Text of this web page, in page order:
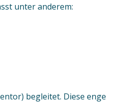
unter anderem:
begleitet. Diese enge